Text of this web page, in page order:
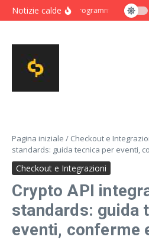
Salta al contenuto
Notizie calde Programma
Pagina iniziale / Checkout e
standards: guida tecnica per eventi,
Checkout e Integrazioni
Crypto API
standards: guida
eventi, conferme